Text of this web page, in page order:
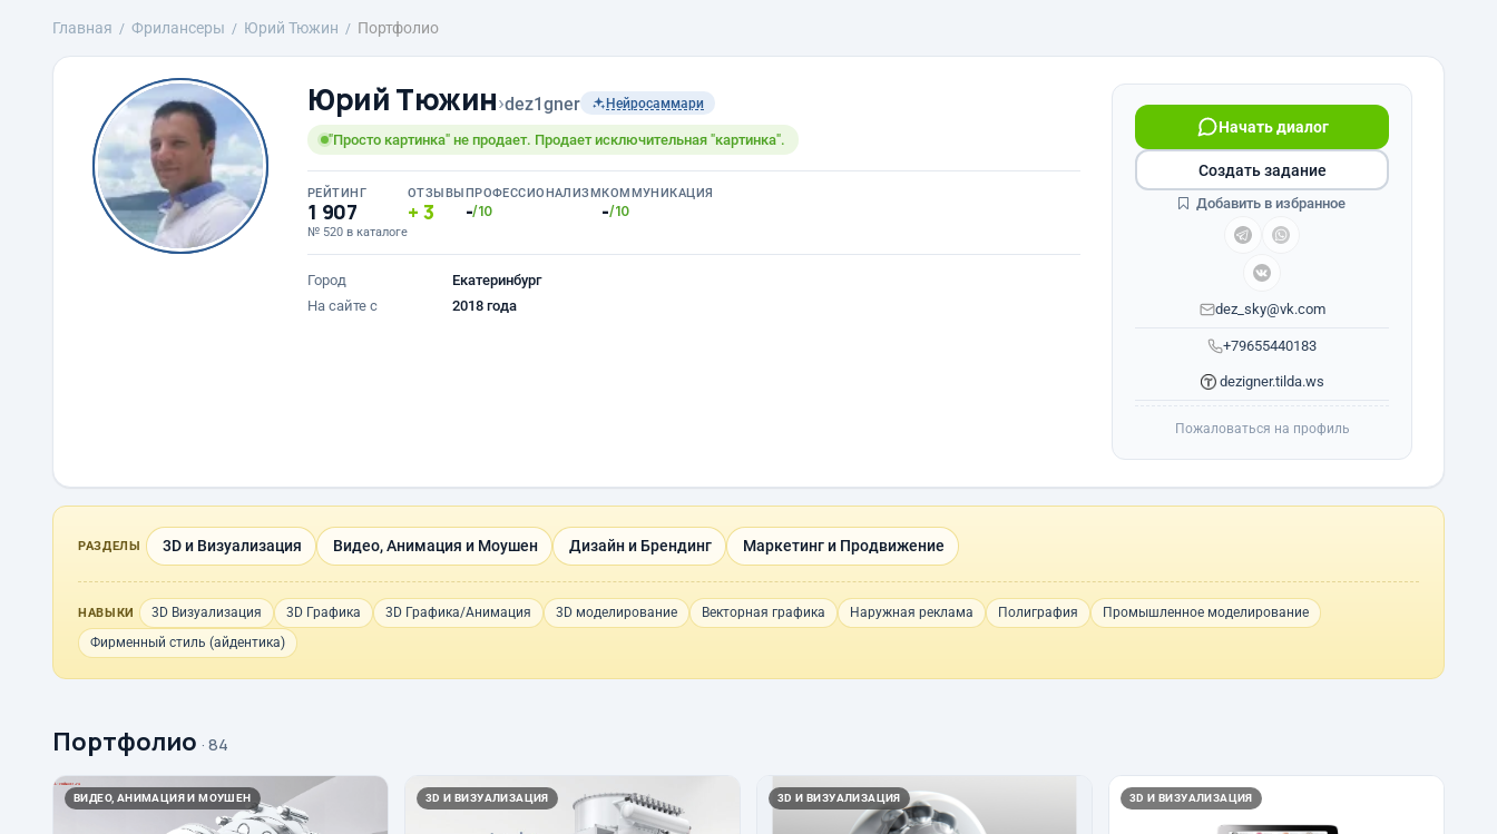
Главная Фрилансеры Юрий Тюжин Портфолио
Юрий Тюжин›dez1gner Нейросаммари
"Просто картинка" не продает. Продает исключительная "картинка".
РЕЙТИНГ
1 907
№ 520 в каталоге
ОТЗЫВЫ
3
ПРОФЕССИОНАЛИЗМ
-/10
КОММУНИКАЦИЯ
-/10
Город
Екатеринбург
На сайте с
2018 года
+79655440183
Начать диалог
dez_sky@vk.com
dezigner.tilda.ws
Создать задание
Добавить в избранное
Пожаловаться на профиль
РАЗДЕЛЫ 3D и Визуализация Видео, Анимация и Моушен Дизайн и Брендинг Маркетинг и Продвижение
НАВЫКИ 3D Визуализация 3D Графика 3D Графика/Анимация 3D моделирование Векторная графика Наружная реклама Полиграфия
Промышленное моделирование
Фирменный стиль (айдентика)
Портфолио · 84
ВИДЕО, АНИМАЦИЯ И МОУШЕН 3D И ВИЗУАЛИЗАЦИЯ 3D И ВИЗУАЛИЗАЦИЯ 3D И ВИЗУАЛИЗАЦИЯ